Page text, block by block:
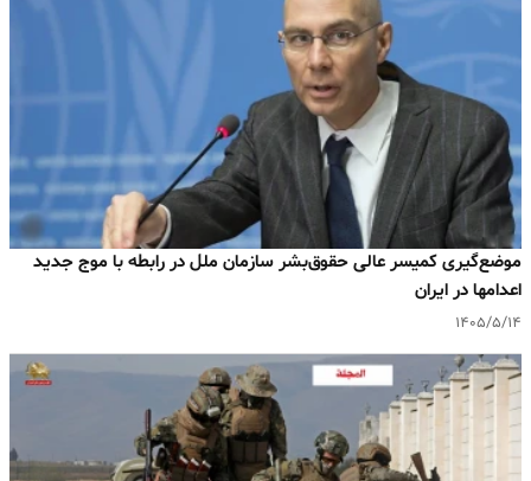
موضع‌گیری کمیسر عالی حقوق‌بشر سازمان ملل در رابطه با موج جدید
اعدامها در ایران
۱۴۰۵/۵/۱۴